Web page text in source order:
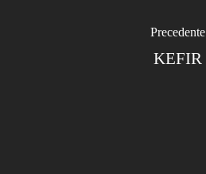
Precedente
KEFIR